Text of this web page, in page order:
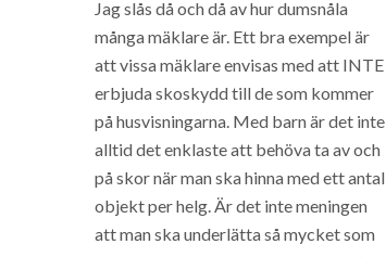
Jag slås då och då av hur dumsnåla
många mäklare är. Ett bra exempel är
att vissa mäklare envisas med att INTE
erbjuda skoskydd till de som kommer
på husvisningarna. Med barn är det inte
alltid det enklaste att behöva ta av och
på skor när man ska hinna med ett antal
objekt per helg. Är det inte meningen
att man ska underlätta så mycket som